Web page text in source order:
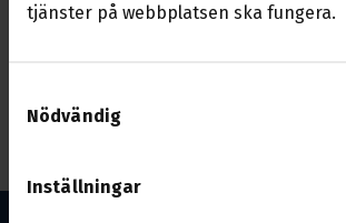
tjänster på webbplatsen ska fungera.
Nödvändig
Inställningar
STARTSIDAN